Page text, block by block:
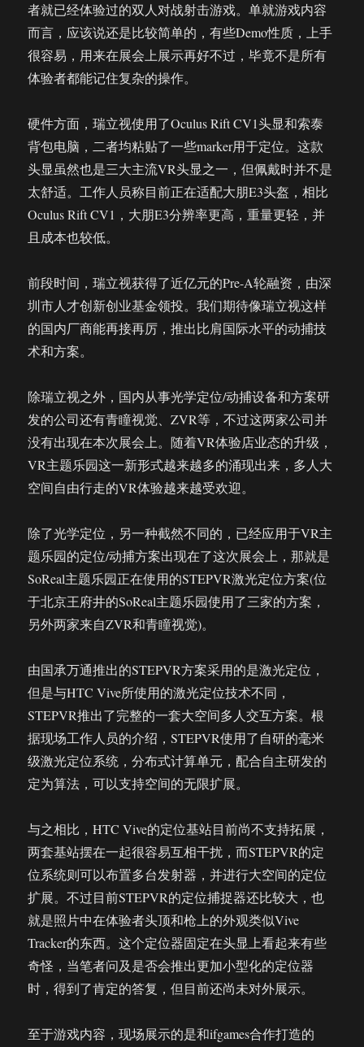
者就已经体验过的双人对战射击游戏。单就游戏内容
而言，应该说还是比较简单的，有些Demo性质，上手
很容易，用来在展会上展示再好不过，毕竟不是所有
体验者都能记住复杂的操作。
硬件方面，瑞立视使用了Oculus Rift CV1头显和索泰
背包电脑，二者均粘贴了一些marker用于定位。这款
头显虽然也是三大主流VR头显之一，但佩戴时并不是
太舒适。工作人员称目前正在适配大朋E3头盔，相比
Oculus Rift CV1，大朋E3分辨率更高，重量更轻，并
且成本也较低。
前段时间，瑞立视获得了近亿元的Pre-A轮融资，由深
圳市人才创新创业基金领投。我们期待像瑞立视这样
的国内厂商能再接再厉，推出比肩国际水平的动捕技
术和方案。
除瑞立视之外，国内从事光学定位/动捕设备和方案研
发的公司还有青瞳视觉、ZVR等，不过这两家公司并
没有出现在本次展会上。随着VR体验店业态的升级，
VR主题乐园这一新形式越来越多的涌现出来，多人大
空间自由行走的VR体验越来越受欢迎。
除了光学定位，另一种截然不同的，已经应用于VR主
题乐园的定位/动捕方案出现在了这次展会上，那就是
SoReal主题乐园正在使用的STEPVR激光定位方案(位
于北京王府井的SoReal主题乐园使用了三家的方案，
另外两家来自ZVR和青瞳视觉)。
由国承万通推出的STEPVR方案采用的是激光定位，
但是与HTC Vive所使用的激光定位技术不同，
STEPVR推出了完整的一套大空间多人交互方案。根
据现场工作人员的介绍，STEPVR使用了自研的毫米
级激光定位系统，分布式计算单元，配合自主研发的
定为算法，可以支持空间的无限扩展。
与之相比，HTC Vive的定位基站目前尚不支持拓展，
两套基站摆在一起很容易互相干扰，而STEPVR的定
位系统则可以布置多台发射器，并进行大空间的定位
扩展。不过目前STEPVR的定位捕捉器还比较大，也
就是照片中在体验者头顶和枪上的外观类似Vive
Tracker的东西。这个定位器固定在头显上看起来有些
奇怪，当笔者问及是否会推出更加小型化的定位器
时，得到了肯定的答复，但目前还尚未对外展示。
至于游戏内容，现场展示的是和ifgames合作打造的